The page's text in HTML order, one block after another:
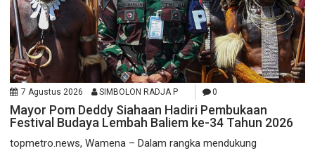
7 Agustus 2026 SIMBOLON RADJA P 0
Mayor Pom Deddy Siahaan Hadiri Pembukaan
Festival Budaya Lembah Baliem ke-34 Tahun 2026
topmetro.news, Wamena – Dalam rangka mendukung